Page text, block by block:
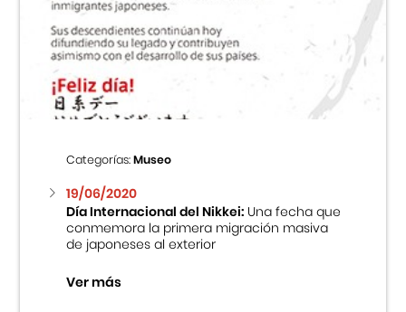
Categorías:Museo
19/06/2020
Día Internacional del Nikkei:Una fecha que
conmemora la primera migración masiva
de japoneses al exterior
Ver más